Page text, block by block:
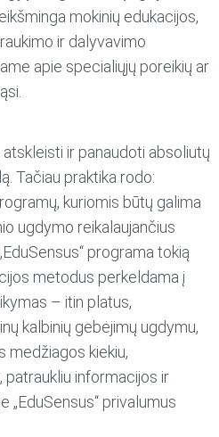
mokinių edukacijos,
ir dalyvavimo
apie specialiųjų poreikių ar
atskleisti ir panaudoti absoliutų
Tačiau praktika rodo:
kuriomis būtų galima
ugdymo reikalaujančius
programa tokią
metodus perkeldama į
– itin platus,
kalbinių gebėjimų ugdymu,
medžiagos kiekiu,
informacijos ir
„EduSensus“ privalumus